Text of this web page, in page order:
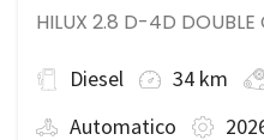
HILUX 2.8 D-4D DOUBLE
Diesel 34 km
Automatico